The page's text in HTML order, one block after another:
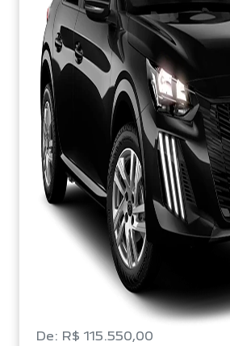
De: R$ 115.550,00